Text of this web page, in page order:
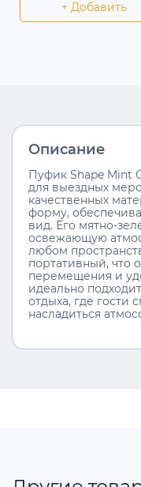
+ Добавить
Описание
Пуфик Shape Mint
для выездных
качественных
форму,
вид. Его мятно-
освежающую
любом
портативный, что
перемещения и
идеально
отдыха, где гости
насладиться